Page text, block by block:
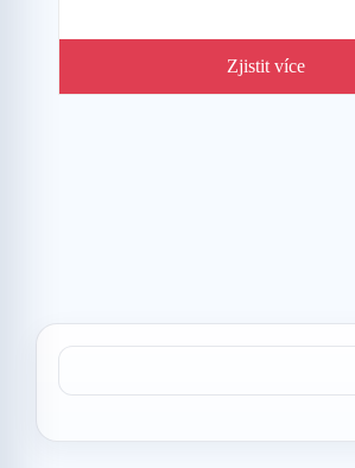
Zjistit více